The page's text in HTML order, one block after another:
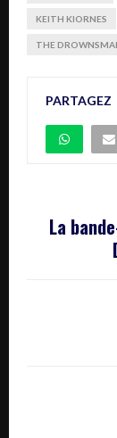
KEITH KIORNES
THE
PARTAGEZ
La